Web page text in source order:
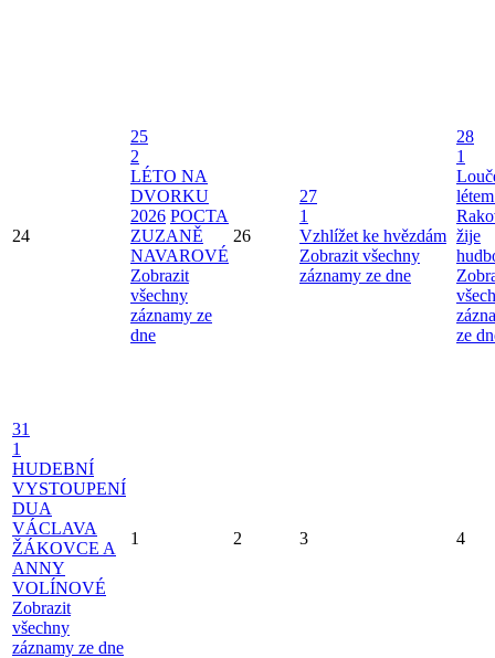
24
25
2
LÉTO NA
DVORKU
2026 POCTA
ZUZANĚ
NAVAROVÉ
Zobrazit
všechny
záznamy ze
dne
26
27
1
Vzhlížet ke hvězdám
Zobrazit všechny
záznamy ze dne
28
1
žije
ze
31
1
HUDEBNÍ
VYSTOUPENÍ
DUA
VÁCLAVA
ŽÁKOVCE A
ANNY
VOLÍNOVÉ
Zobrazit
všechny
záznamy ze dne
1 2 3 4